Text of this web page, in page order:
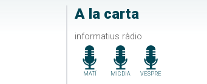
A la carta
informatius ràdio
MATÍ MIGDIA VESPRE